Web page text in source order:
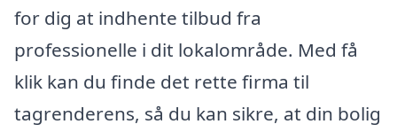
for dig at indhente tilbud fra
professionelle i dit lokalområde. Med få
klik kan du finde det rette firma til
tagrenderens, så du kan sikre, at din bolig